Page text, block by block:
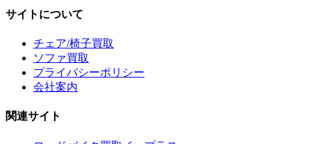
サイトについて
チェア/椅子買取
ソファ買取
プライバシーポリシー
会社案内
関連サイト